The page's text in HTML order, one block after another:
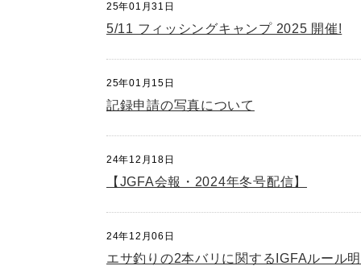
25年01月31日
5/11 フィッシングキャンプ 2025 開催!
25年01月15日
記録申請の写真について
24年12月18日
【JGFA会報・2024年冬号配信】
24年12月06日
エサ釣りの2本バリに関するIGFAルール